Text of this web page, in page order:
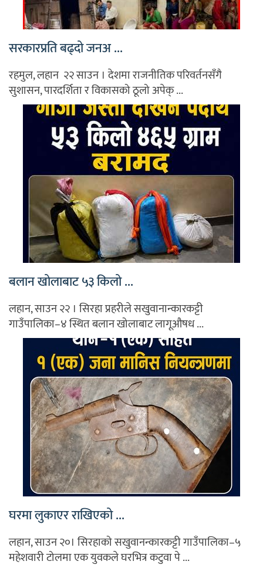
सरकारप्रति बढ्दो जनअ ...
रहमुल, लहान २२ साउन । देशमा राजनीतिक परिवर्तनसँगै
सुशासन, पारदर्शिता र विकासको ठूलो अपेक् ...
बलान खोलाबाट ५३ किलो ...
लहान, साउन २२ । सिरहा प्रहरीले सखुवानान्कारकट्टी
गाउँपालिका–४ स्थित बलान खोलाबाट लागूऔषध ...
घरमा लुकाएर राखिएको ...
लहान, साउन २०। सिरहाको सखुवानन्कारकट्टी गाउँपालिका–५
महेशवारी टोलमा एक युवकले घरभित्र कटुवा पे ...